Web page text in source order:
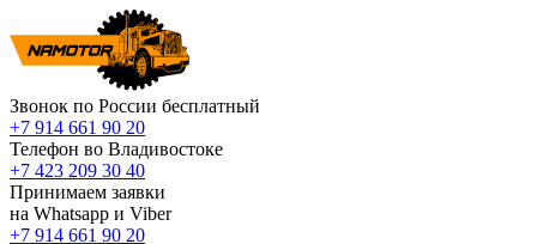
Звонок по России бесплатный
+7 914 661 90 20
Телефон во Владивостоке
+7 423 209 30 40
Принимаем заявки
на Whatsapp и Viber
+7 914 661 90 20